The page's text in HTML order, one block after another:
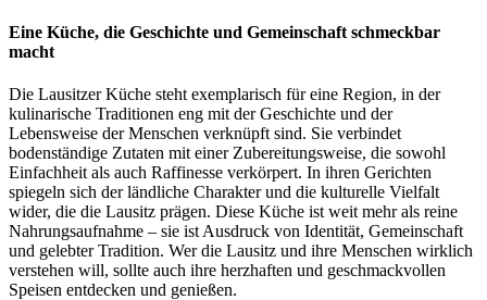
Eine Küche, die Geschichte und Gemeinschaft schmeckbar
macht
Die Lausitzer Küche steht exemplarisch für eine Region, in der
kulinarische Traditionen eng mit der Geschichte und der
Lebensweise der Menschen verknüpft sind. Sie verbindet
bodenständige Zutaten mit einer Zubereitungsweise, die sowohl
Einfachheit als auch Raffinesse verkörpert. In ihren Gerichten
spiegeln sich der ländliche Charakter und die kulturelle Vielfalt
wider, die die Lausitz prägen. Diese Küche ist weit mehr als reine
Nahrungsaufnahme – sie ist Ausdruck von Identität, Gemeinschaft
und gelebter Tradition. Wer die Lausitz und ihre Menschen wirklich
verstehen will, sollte auch ihre herzhaften und geschmackvollen
Speisen entdecken und genießen.